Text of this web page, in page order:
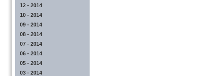
12 - 2014
10 - 2014
09 - 2014
08 - 2014
07 - 2014
06 - 2014
05 - 2014
03 - 2014